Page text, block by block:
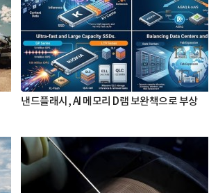
낸드플래시, AI 메모리 D램 보완책으로 부상